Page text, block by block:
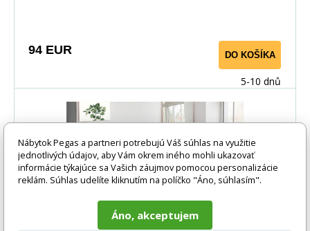
prirodzený dojem, pripomínajúci rozkvitnutú záhradu.
Celkovo pôsobí obliečky veľmi útulne a harmonicky, a
hodia sa do pokojných, prírodne ladených interiérov.
94 EUR DO KOŠÍKA
5-10 dnů
Nábytok Pegas a partneri potrebujú Váš súhlas na využitie
jednotlivých údajov, aby Vám okrem iného mohli ukazovať
informácie týkajúce sa Vašich záujmov pomocou personalizácie
reklám. Súhlas udelíte kliknutím na políčko "Áno, súhlasím".
Áno, akceptujem